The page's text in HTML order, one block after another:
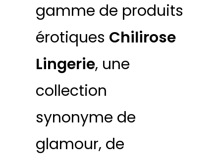
gamme de produits
érotiques Chilirose
Lingerie, une
collection
synonyme de
glamour, de